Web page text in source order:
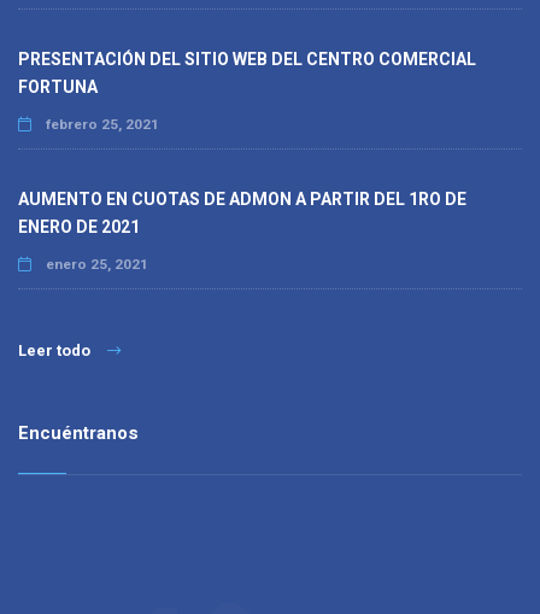
PRESENTACIÓN DEL SITIO WEB DEL CENTRO COMERCIAL
FORTUNA
febrero 25, 2021
AUMENTO EN CUOTAS DE ADMON A PARTIR DEL 1RO DE
ENERO DE 2021
enero 25, 2021
Leer todo
Encuéntranos